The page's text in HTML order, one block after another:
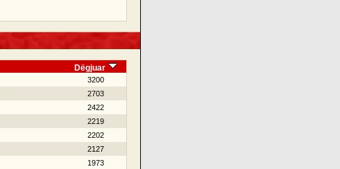
Dëgjuar
3200
2703
2422
2219
2202
2127
1973